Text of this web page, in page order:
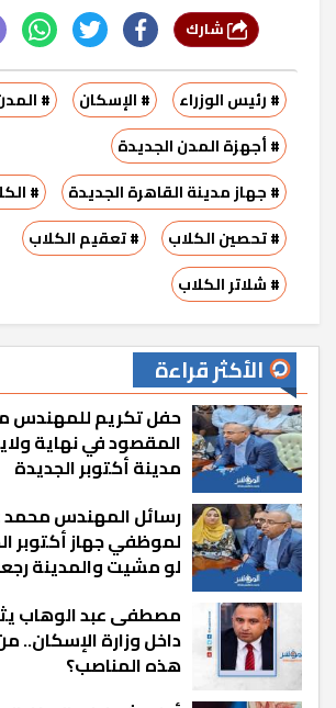
# رئيس الوزراء # الإسكان
#
# أجهزة المدن الجديدة
# جهاز مدينة القاهرة الجديدة
#
# تحصين الكلاب
# تعقيم الكلاب
# شلاتر الكلاب
الأكثر قراءة
حفل تكريم للمهندس
المقصود في نهاية
مدينة أكتوبر الجديدة
رسائل المهندس محمد
لموظفي جهاز أكتوبر
لو مشيت والمدينة
مصطفى عبد الوهاب
داخل وزارة الإسكان..
هذه المناصب؟